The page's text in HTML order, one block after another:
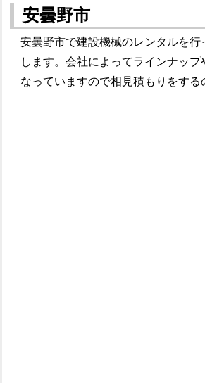
安曇野市
安曇野市で建設機械のレンタルを行
します。会社によってラインナッ
なっていますので相見積もりをする